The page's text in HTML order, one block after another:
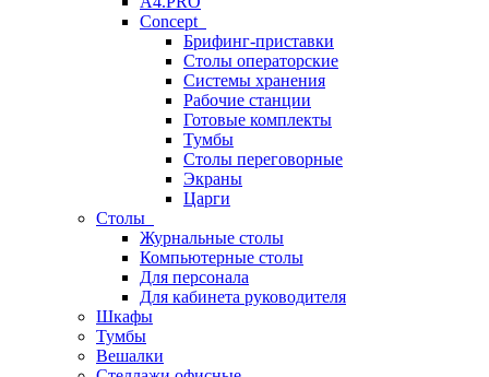
Concept
Брифинг-приставки
Столы операторские
Системы хранения
Рабочие станции
Готовые комплекты
Тумбы
Столы переговорные
Экраны
Царги
Столы
Журнальные столы
Компьютерные столы
Для персонала
Для кабинета руководителя
Шкафы
Тумбы
Вешалки